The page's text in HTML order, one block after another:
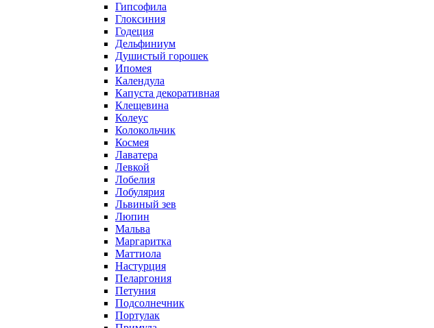
Гипсофила
Глоксиния
Годеция
Дельфиниум
Душистый горошек
Ипомея
Календула
Капуста декоративная
Клещевина
Колеус
Колокольчик
Космея
Лаватера
Левкой
Лобелия
Лобулярия
Львиный зев
Люпин
Мальва
Маргаритка
Маттиола
Настурция
Пеларгония
Петуния
Подсолнечник
Портулак